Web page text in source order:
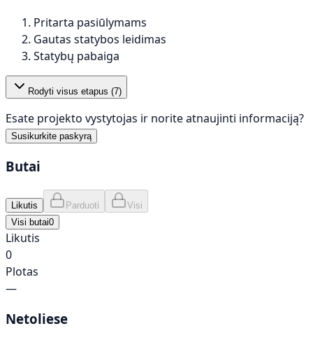
Pritarta pasiūlymams
Gautas statybos leidimas
Statybų pabaiga
Rodyti visus etapus (7)
Esate projekto vystytojas ir norite atnaujinti informaciją?
Susikurkite paskyrą
Butai
Likutis Parduoti
Visi
Visi butai0
Likutis
0
Plotas
—
Netoliese